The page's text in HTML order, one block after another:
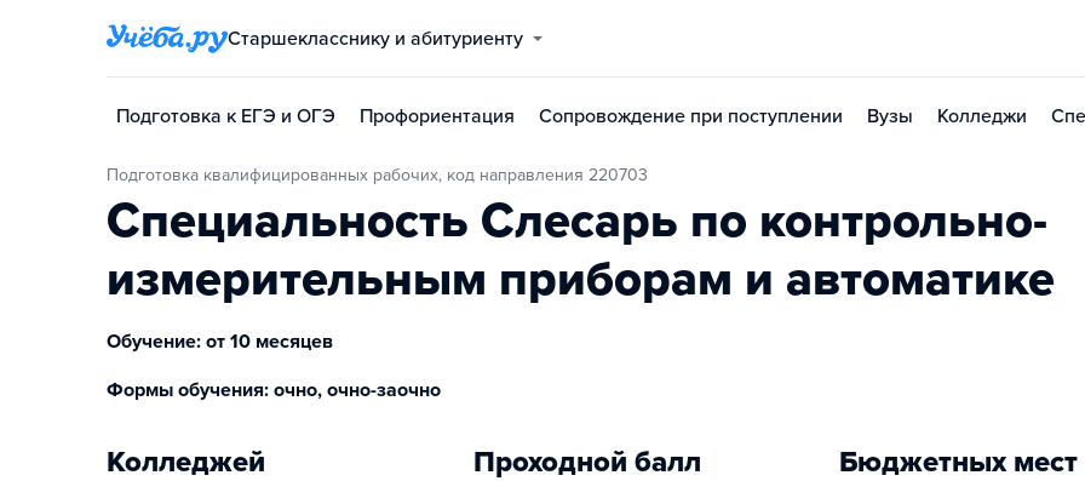
Старшекласснику и абитуриенту
Подготовка к ЕГЭ и ОГЭ Профориентация Сопровождение при поступлении Вузы Колледжи
Подготовка квалифицированных рабочих, код направления 220703
Специальность Слесарь по контрольно-
измерительным приборам и автоматике
Обучение: от 10 месяцев
Формы обучения: очно, очно-заочно
Колледжей Проходной балл Бюджетных мест